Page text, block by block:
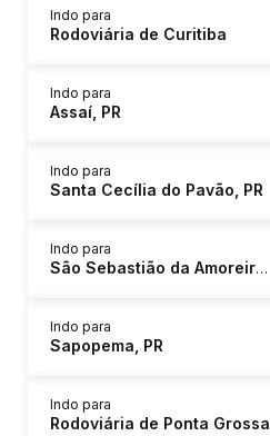
Indo para
Rodoviária de Curitiba
Indo para
Assaí, PR
Indo para
Santa Cecília do Pavão, PR
Indo para
São Sebastião da Amoreira, PR
Indo para
Sapopema, PR
Indo para
Rodoviária de Ponta Grossa